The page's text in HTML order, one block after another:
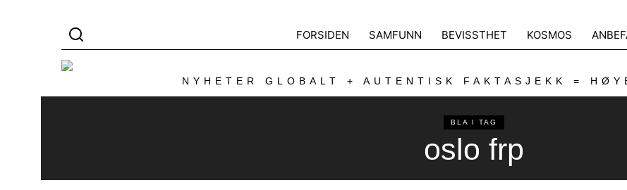
FORSIDEN SAMFUNN BEVISSTHET KOSMOS
NYHETER GLOBALT + AUTENTISK FAKTASJEKK =
BLA I TAG
oslo frp